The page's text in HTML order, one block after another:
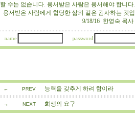
할 수는 없습니다. 용서받은 사람은 용서해야 합니
용서받은 사람에게 합당한 삶의 길은 감사하는
9/18/16 한영숙 목사
name password
← PREV 능력을 갖추게 하려 함이라
→ NEXT 희생의 요구